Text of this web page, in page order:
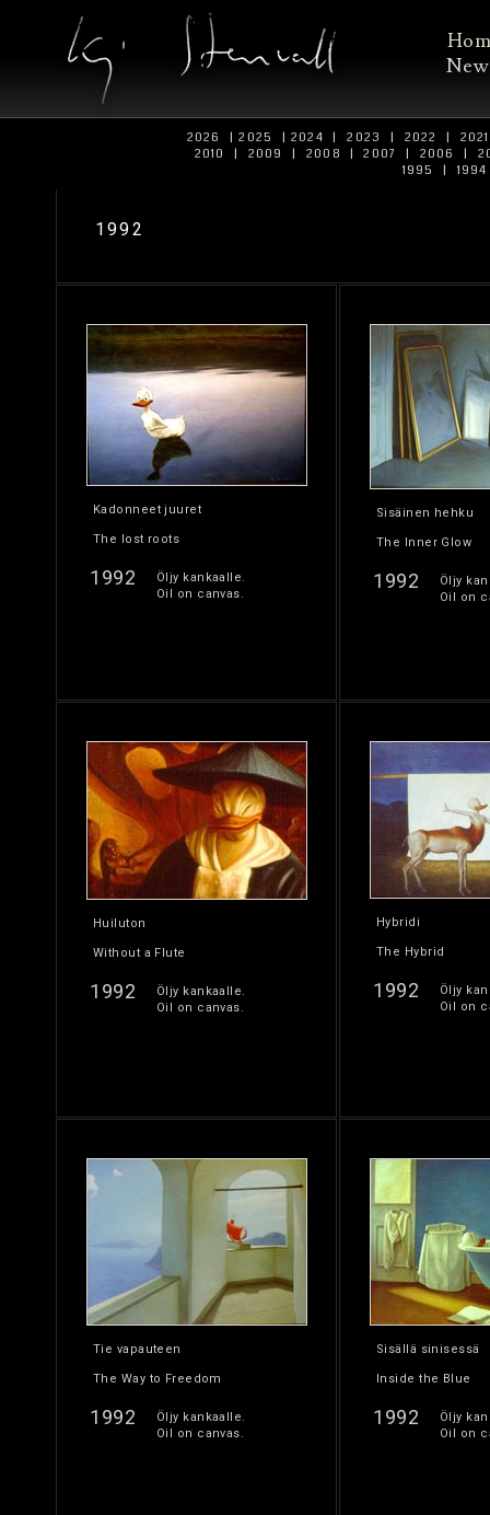
2026 | 2025 | 2024 | 2023 | 2022 |
2010
| 2009 | 2008 | 2007 | 2006 |
1995
|
1992
Kadonneet juuret
The lost roots
1992
Öljy kankaalle.
Oil on canvas.
Sisäinen hehku
The Inner Glow
1992
Öljy
Oil on
Huiluton
Without a Flute
1992
Öljy kankaalle.
Oil on canvas.
Hybridi
The Hybrid
1992
Öljy
Oil on
Tie vapauteen
The Way to Freedom
1992
Öljy kankaalle.
Oil on canvas.
Sisällä sinisessä
Inside the Blue
1992
Öljy
Oil on